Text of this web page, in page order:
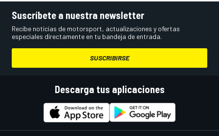
Suscríbete a nuestra newsletter
Recibe noticias de motorsport, actualizaciones y ofertas
especiales directamente en tu bandeja de entrada.
SUSCRIBIRSE
Descarga tus aplicaciones